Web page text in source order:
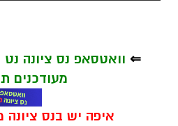
⇐ וואטסאפ נס ציונה
מעודכנים
איפה יש בנס ציונה